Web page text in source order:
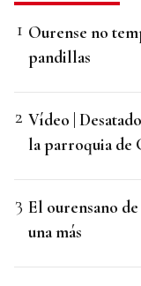
Ourense no
pandillas
Vídeo |
la parroquia de
El ourensano
una más